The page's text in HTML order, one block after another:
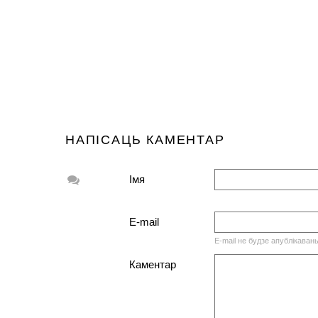
НАПІСАЦЬ КАМЕНТАР
Імя
E-mail
E-mail не будзе
Каментар